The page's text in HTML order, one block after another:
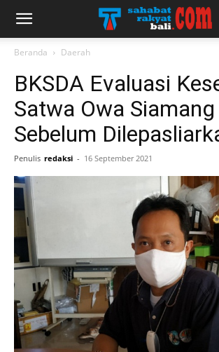
Beranda Daerah
BKSDA Evaluasi
Satwa Owa Siamang
Sebelum
Penulis redaksi - 16 September 2021